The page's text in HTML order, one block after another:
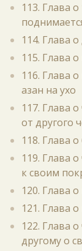
113. Глава
114. Глава
115. Глава
116. Глава
азан на ухо
117. Глава
от другого
118. Глава
119. Глава
к своим
120. Глава
121. Глава
122. Глава
другому о